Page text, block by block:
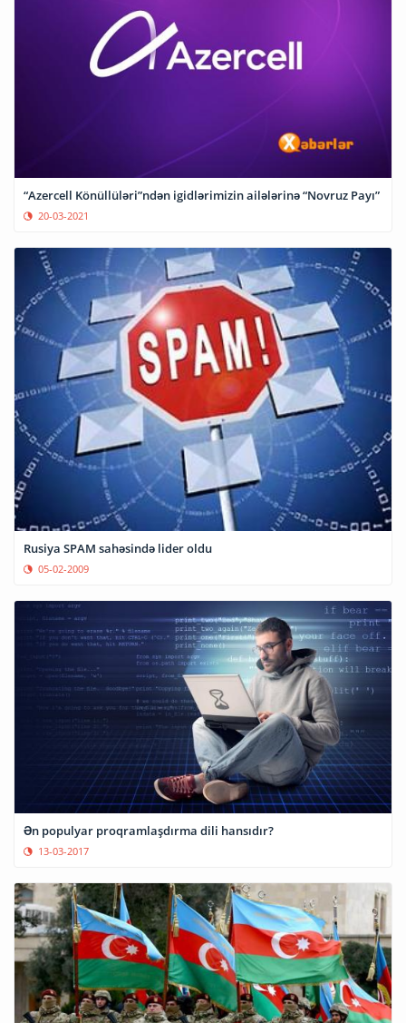
“Azercell Könüllüləri”ndən igidlərimizin ailələrinə “Novruz Payı”
20-03-2021
Rusiya SPAM sahəsində lider oldu
05-02-2009
Ən populyar proqramlaşdırma dili hansıdır?
13-03-2017